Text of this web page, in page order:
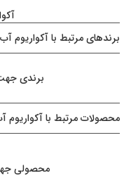
برندهای مرتبط با آکواریوم
برندی
محصولات مرتبط با آکواریوم
محصولی